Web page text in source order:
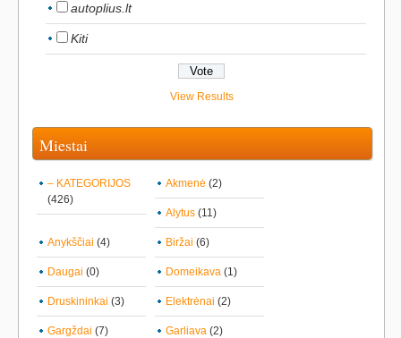
autoplius.lt
Kiti
View Results
Miestai
– KATEGORIJOS
(426)
Akmenė (2)
Alytus (11)
Anykščiai (4) Biržai (6)
Daugai (0) Domeikava (1)
Druskininkai (3) Elektrėnai (2)
Gargždai (7) Garliava (2)